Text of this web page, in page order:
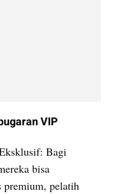
VIP
Bagi
bisa
premium, pelatih